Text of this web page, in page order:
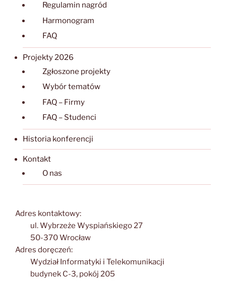
Regulamin nagród
Harmonogram
FAQ
Projekty 2026
Zgłoszone projekty
Wybór tematów
FAQ – Firmy
FAQ – Studenci
Historia konferencji
Kontakt
O nas
Adres kontaktowy:
ul. Wybrzeże Wyspiańskiego 27
50-370 Wrocław
Adres doręczeń:
Wydział Informatyki i Telekomunikacji
budynek C-3, pokój 205